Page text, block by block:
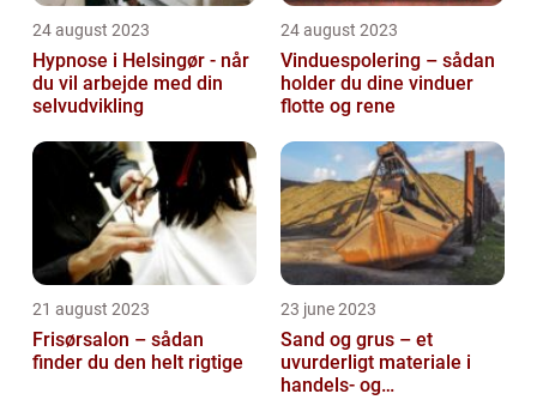
24 august 2023
Hypnose i Helsingør - når
du vil arbejde med din
selvudvikling
24 august 2023
Vinduespolering – sådan
holder du dine vinduer
flotte og rene
21 august 2023
Frisørsalon – sådan
finder du den helt rigtige
23 june 2023
Sand og grus – et
uvurderligt materiale i
handels- og